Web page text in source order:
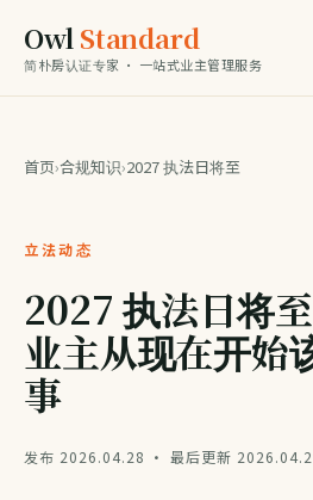
Owl Standard
简朴房认证专家 · 一站式业主管理服务
首页›合规知识›2027 执法日将至
立法动态
2027 执法日将至
业主从现在开始
事
发布 2026.04.28 · 最后更新